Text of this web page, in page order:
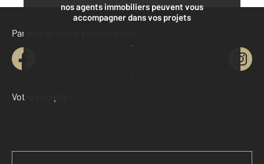
nos agents immobiliers peuvent vous
accompagner dans vos projets
Contacter l'agence
Demander une estimation
Parlons de vous, parlons biens
Votre compte :
Accéder à mon compte